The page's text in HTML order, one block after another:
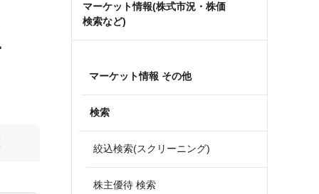
マーケット情報(株式市況・株価
検索など)
マーケット情報 その他
検索
絞込検索(スクリーニング)
株主優待 検索